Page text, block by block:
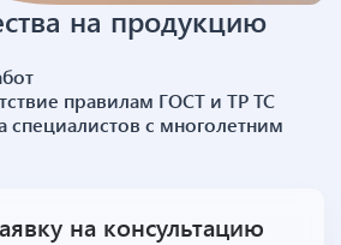
на продукцию
правилам ГОСТ и ТР ТС
специалистов с многолетним
на консультацию